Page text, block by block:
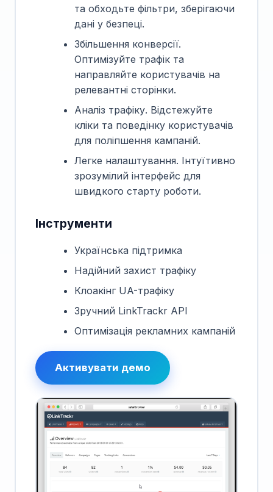
та обходьте фільтри, зберігаючи
дані у безпеці.
Збільшення конверсії.
Оптимізуйте трафік та
направляйте користувачів на
релевантні сторінки.
Аналіз трафіку. Відстежуйте
кліки та поведінку користувачів
для поліпшення кампаній.
Легке налаштування. Інтуїтивно
зрозумілий інтерфейс для
швидкого старту роботи.
Інструменти
Українська підтримка
Надійний захист трафіку
Клоакінг UA-трафіку
Зручний LinkTrackr API
Оптимізація рекламних кампаній
Активувати демо